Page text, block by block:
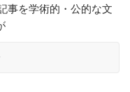
事を学術的・公的な文